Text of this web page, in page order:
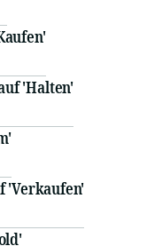
'Halten'
'Verkaufen'